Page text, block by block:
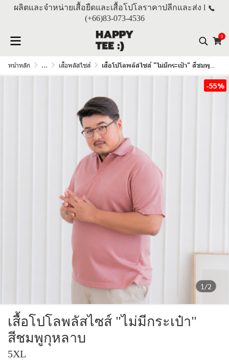
ผลิตและจำหน่ายเสื้อยืดและเสื้อโปโลราคาปลีกและส่ง l
(+66)83-073-4536
0
หน้าหลัก ... เสื้อพลัสไซส์ เสื้อโปโลพลัสไซส์ "ไม่มีกระเป๋า" สีชมพูกุหลาบ
1/2
-55%
เสื้อโปโลพลัสไซส์ "ไม่มีกระเป๋า"
สีชมพูกุหลาบ
5XL